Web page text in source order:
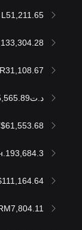
L51,211.65
R31,108.67
د.ت5,565.89